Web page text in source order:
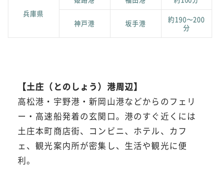
兵庫県
神戸港 坂手港
約190〜200
分
【土庄（とのしょう）港周辺】
高松港・宇野港・新岡山港などからのフェリ
ー・高速船発着の玄関口。港のすぐ近くには
土庄本町商店街、コンビニ、ホテル、カフ
ェ、観光案内所が密集し、生活や観光に便
利。